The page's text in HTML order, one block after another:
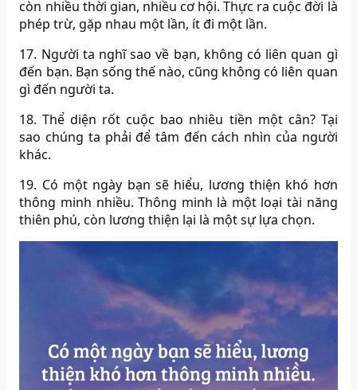
còn nhiều thời gian, nhiều cơ hội. Thực ra cuộc đời là
phép trừ, gặp nhau một lần, ít đi một lần.
17. Người ta nghĩ sao về bạn, không có liên quan gì
đến bạn. Bạn sống thế nào, cũng không có liên quan
gì đến người ta.
18. Thể diện rốt cuộc bao nhiêu tiền một cân? Tại
sao chúng ta phải để tâm đến cách nhìn của người
khác.
19. Có một ngày bạn sẽ hiểu, lương thiện khó hơn
thông minh nhiều. Thông minh là một loại tài năng
thiên phú, còn lương thiện lại là một sự lựa chọn.